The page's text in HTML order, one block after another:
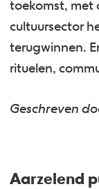
toekomst, met
cultuursector
terugwinnen.
rituelen,
Geschreven
Aarzelend